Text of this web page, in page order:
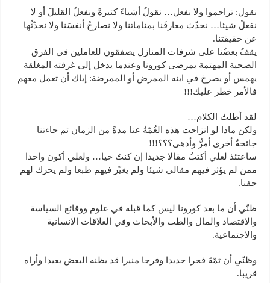
نقول: تراحموا ولا نفعل… نقولُ أشياءَ كثيرةً ونفعلُ القليلَ أو لا
نفعلُ شيئا… نحدّث معارفَنا بمناماتنا ولا نصارحُ أنفسَنا ولا نحدّثُها
عن حقيقتنا.
يقفُ بعضُنا على شرفات المنازل يصفقون للعاملين في الفرق
الصحية المهتمة بمرضى كورونا وعندما يدخل إلى غرفته المغلقة
يهمس أو يصرخ في ابنه الممرض أو الممرضة: إياك أن تعمل معهم
فالأمر خطر عليك!!!
لقد أطلتُ الكلام…
ولكن ماذا لو انزاحت هذه الغُمّةُ عنا مدةً من الزمان ثم جاءتنا
جائحةٌ أخرى أمرُّ وأدهى؟؟؟!!!
ساعتئذ لعلي أكتبُ مقالا جديدا إن كنتُ حيا… ولعلي أكون واحدا
ممن لم يؤثر فيهم مقالي شيئا ولم يغيّر فيهم طبعا ولم يحرك لهم
جفنا.
ظنّي أن ما بعد كورونا ليس كما قبله في علوم ووقائع السياسة
والاقتصاد والمال والطب والأبحاث وفي العلاقات الإنسانية
والاجتماعية.
وظنّي أن ثمّةَ فجرا جديدا وفرجا منيرا قد يظنه البعض بعيدا وأراه
قريبا.